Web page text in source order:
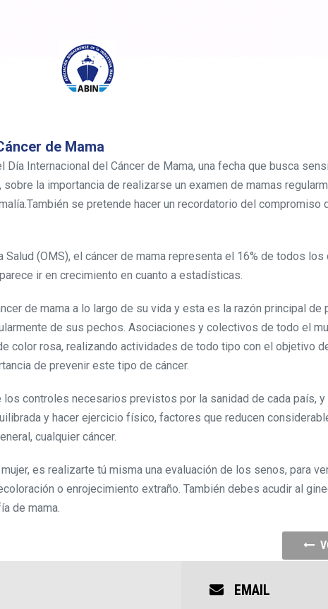
de Mama
Internacional del Cáncer de Mama, una fecha que busca
la importancia de realizarse un examen de mamas
se pretende hacer un recordatorio del compromiso
(OMS), el cáncer de mama representa el 16% de todos los
ir en crecimiento en cuanto a estadísticas.
de mama a lo largo de su vida y esta es la razón principal de
de sus pechos. Asociaciones y colectivos de todo el
color rosa, realizando actividades de todo tipo con el objetivo
de prevenir este tipo de cáncer.
controles necesarios previstos por la sanidad de cada país, y
y hacer ejercicio físico, factores que reducen
cualquier cáncer.
es realizarte tú misma una evaluación de los senos, para
o enrojecimiento extraño. También debes acudir al
de mama.
EMAIL